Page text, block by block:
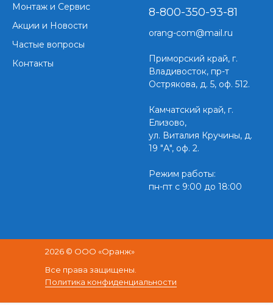
Монтаж и Сервис
Акции и Новости
Частые вопросы
Контакты
8-800-350-93-81
orang-com@mail.ru
Приморский край, г.
Владивосток, пр-т
Острякова, д. 5, оф. 512.
Камчатский край, г.
Елизово,
ул. Виталия Кручины, д.
19 "А", оф. 2.
Режим работы:
пн-пт с 9:00 до 18:00
2026 © ООО «Оранж»
Все права защищены.
Политика конфиденциальности